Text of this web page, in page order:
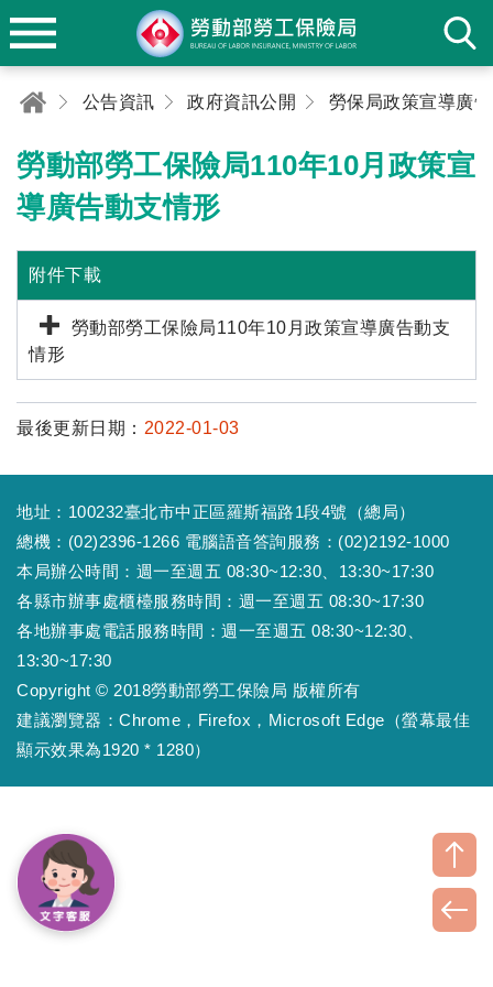
公告資訊 政府資訊公開
勞動部勞工保險局110年10月政策宣
導廣告動支情形
附件下載
勞動部勞工保險局110年10月政策宣導廣告動支
情形
最後更新日期： 2022-01-03
地址：100232臺北市中正區羅斯福路1段4號（總局）
總機：(02)2396-1266 電腦語音答詢服務：(02)2192-1000
本局辦公時間：週一至週五 08:30~12:30、13:30~17:30
各縣市辦事處櫃檯服務時間：週一至週五 08:30~17:30
各地辦事處電話服務時間：週一至週五 08:30~12:30、
13:30~17:30
Copyright © 2018勞動部勞工保險局 版權所有
建議瀏覽器：Chrome，Firefox，Microsoft Edge（螢幕最佳
顯示效果為1920 * 1280）